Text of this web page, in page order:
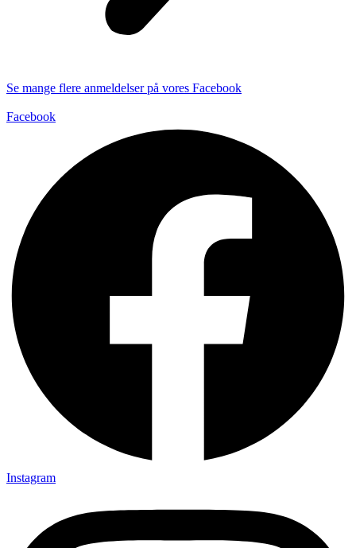
Se mange flere anmeldelser på vores Facebook
Facebook
Instagram